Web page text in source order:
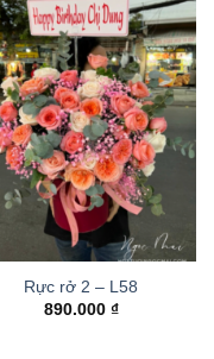
Rực rở 2 – L58
890.000 ₫